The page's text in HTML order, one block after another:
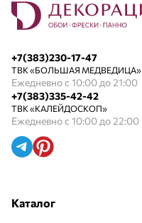
+7(383)230-17-47
ТВК «БОЛЬШАЯ МЕДВЕДИЦА»
Ежедневно с 10:00 до 21:00
+7(383)335-42-42
ТВК «КАЛЕЙДОСКОП»
Ежедневно с 10:00 до 22:00
Каталог